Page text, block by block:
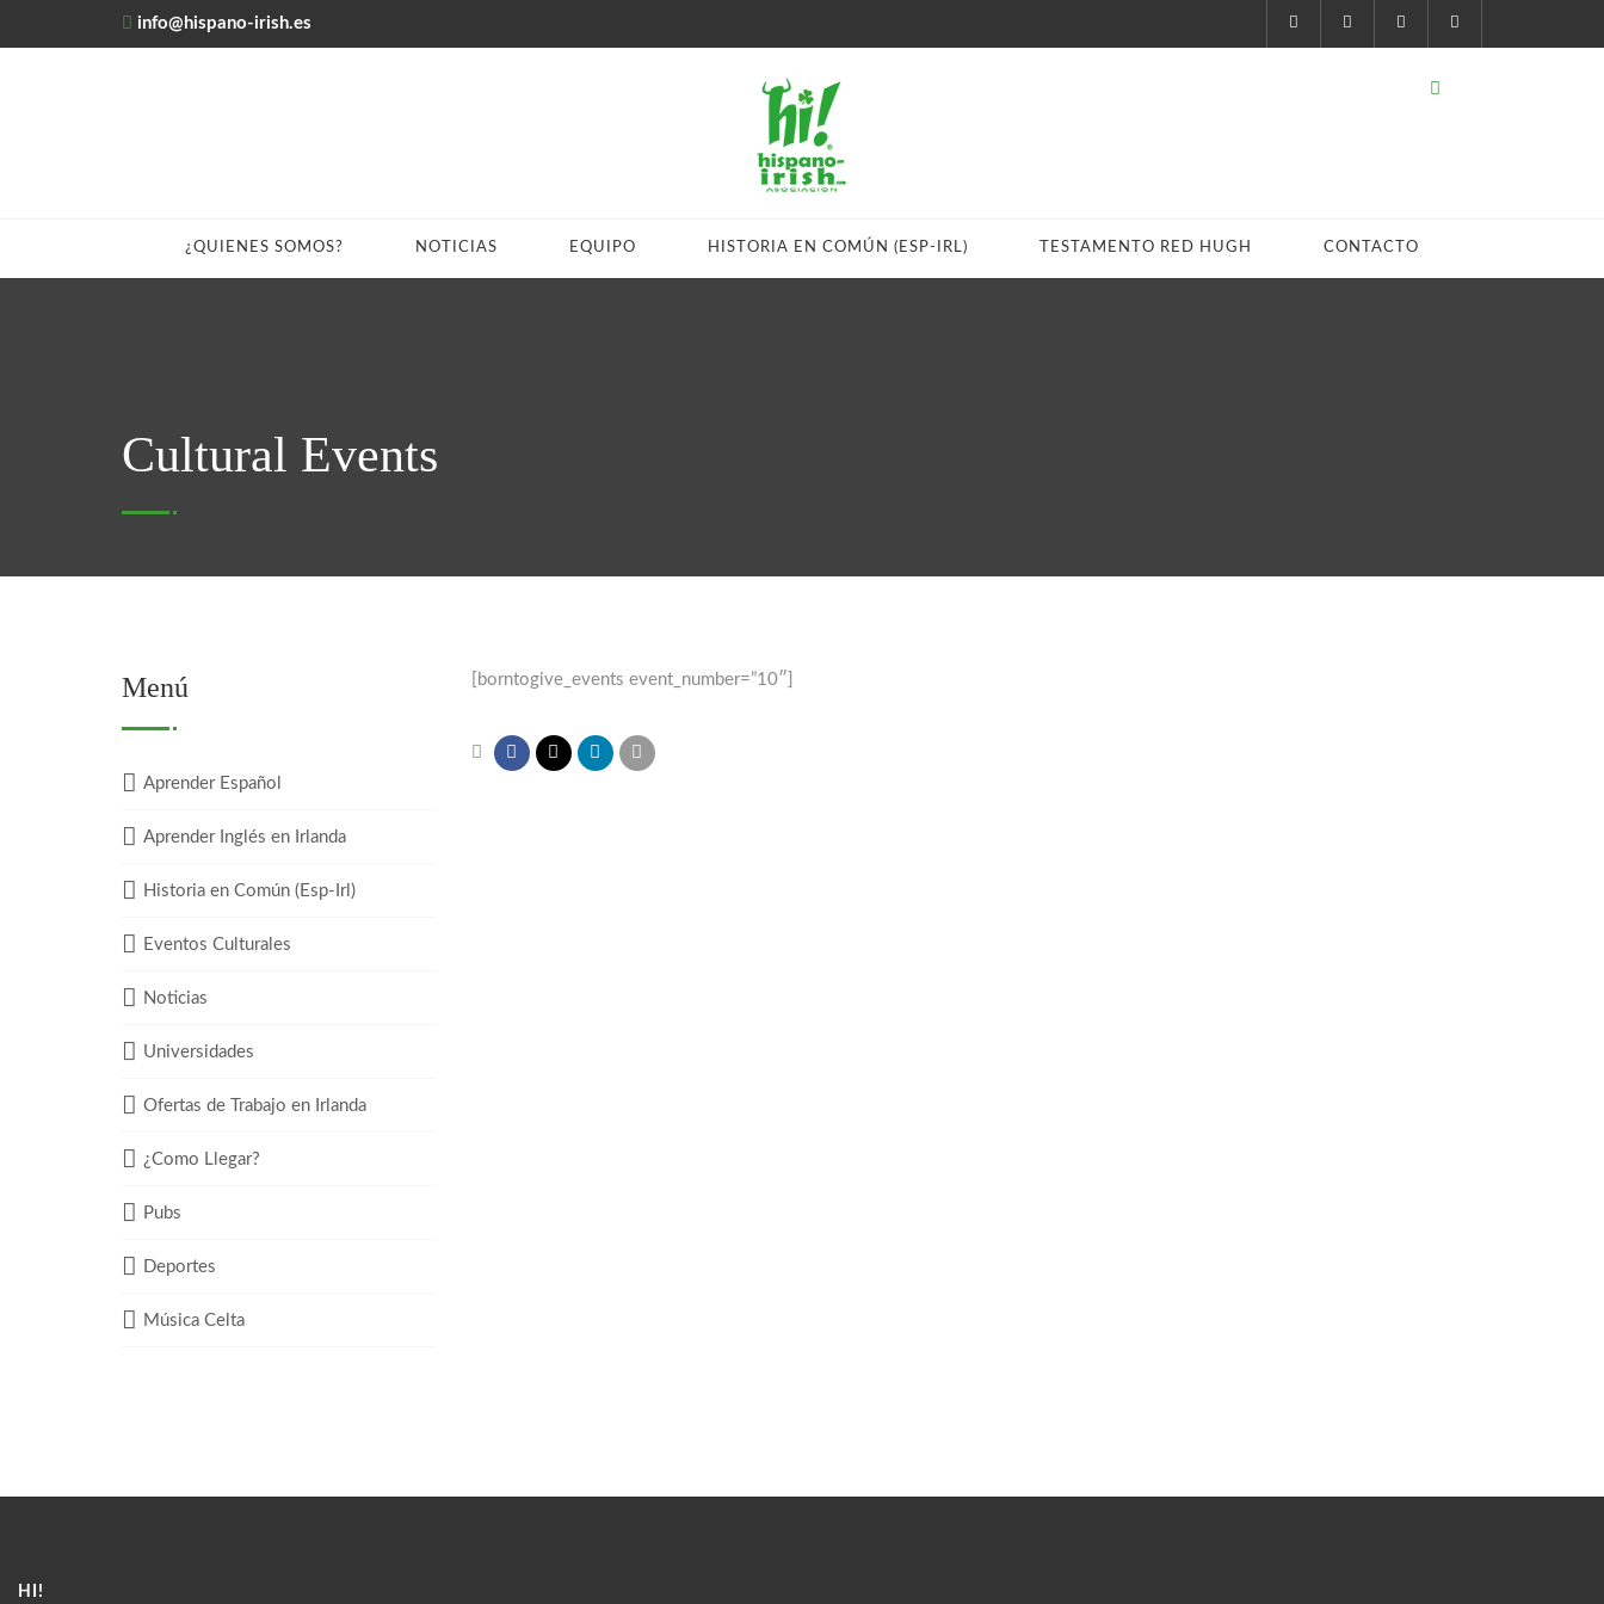
info@hispano-irish.es
¿QUIENES SOMOS? NOTICIAS EQUIPO HISTORIA EN COMÚN (ESP-IRL) TESTAMENTO RED HUGH CONTACTO
Cultural Events
[borntogive_events event_number=”10″]
Menú
Aprender Español
Aprender Inglés en Irlanda
Historia en Común (Esp-Irl)
Eventos Culturales
Noticias
Universidades
Ofertas de Trabajo en Irlanda
¿Como Llegar?
Pubs
Deportes
Música Celta
HI!